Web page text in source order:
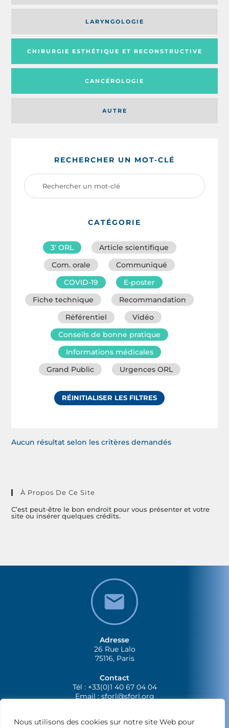
Nous utilisons des cookies sur notre site Web pour
AUTRE
LARYNGOLOGIE
CHIRURGIE ESTHÉTIQUE ET RECONSTRUCTIVE
CANCÉROLOGIE
RECHERCHER UN MOT-CLÉ
CATÉGORIE
3′ ORL
Article scientifique
Com. orale
Communiqué
COVID-19
E-poster
Fiche technique
Recommandation
Référentiel
Vidéo
Conseils de bonne pratique
Informations médicales
Grand Public
Urgences ORL
RÉINITIALISER LES FILTRES
Aucun résultat selon les critères demandés
À Propos De Ce Site
C’est peut-être le bon endroit pour vous présenter et votre
site ou insérer quelques crédits.
Adresse
26 Rue Lalo
75116, Paris
Contact
Tél : +33(0)1 40 67 04 04
Email :sforl@sforl.org